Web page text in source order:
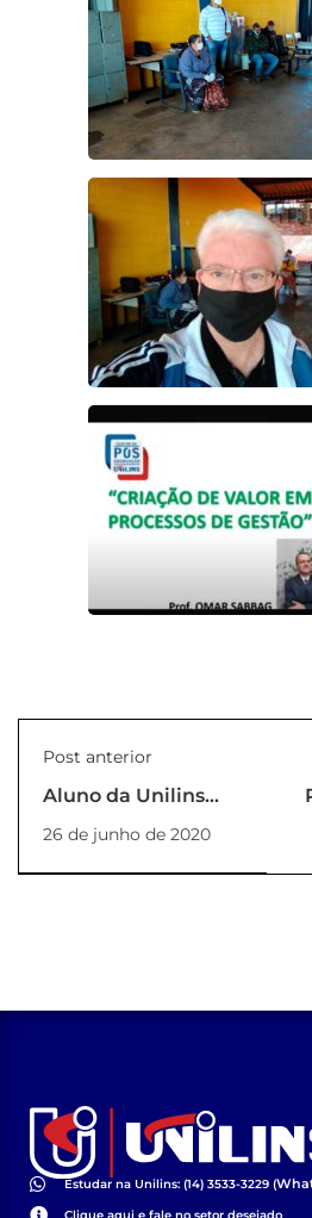
Post anterior
Aluno da Unilins
Youtube
26 de junho de 2020
Estudar na Unilins: (14) 3533-3229 (